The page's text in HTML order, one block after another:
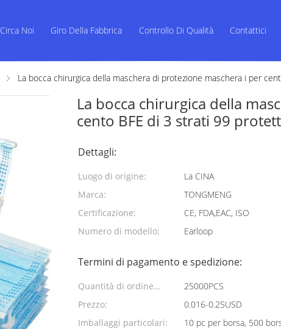
Circa Noi Giro Della Fabbrica Controllo Di Qualità Contattici
La bocca chirurgica della maschera di protezione maschera i per
La bocca chirurgica della
cento BFE di 3 strati 99
Dettagli:
Luogo di origine:
La CINA
Marca:
TONGMENG
Certificazione:
CE, FDA,EAC, ISO
Numero di modello:
Earloop
Termini di pagamento e spedizione:
Quantità di ordine
minimo:
25000PCS
Prezzo:
0.016-0.25USD
Imballaggi particolari:
10 pc per borsa, 500